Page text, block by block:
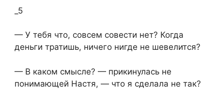
_5
​— У тебя что, совсем совести нет? Когда
деньги тратишь, ничего нигде не шевелится?​
​— В каком смысле? — прикинулась не
понимающей Настя, — что я сделала не так?​